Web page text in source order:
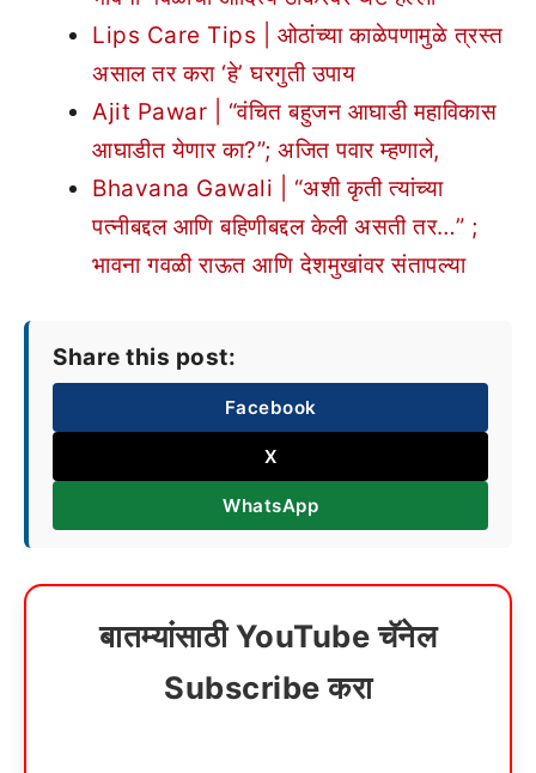
Lips Care Tips | ओठांच्या काळेपणामुळे त्रस्त
असाल तर करा ‘हे’ घरगुती उपाय
Ajit Pawar | “वंचित बहुजन आघाडी महाविकास
आघाडीत येणार का?”; अजित पवार म्हणाले,
Bhavana Gawali | “अशी कृती त्यांच्या
पत्नीबद्दल आणि बहिणीबद्दल केली असती तर…” ;
भावना गवळी राऊत आणि देशमुखांवर संतापल्या
Share this post:
Facebook
X
WhatsApp
बातम्यांसाठी YouTube चॅनेल
Subscribe करा